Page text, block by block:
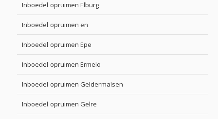
Inboedel opruimen Elburg
Inboedel opruimen en
Inboedel opruimen Epe
Inboedel opruimen Ermelo
Inboedel opruimen Geldermalsen
Inboedel opruimen Gelre